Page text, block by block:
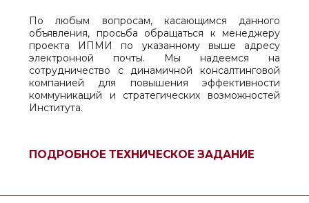
По любым вопросам, касающимся данного
объявления, просьба обращаться к менеджеру
проекта ИПМИ по указанному выше адресу
электронной почты. Мы надеемся на
сотрудничество с динамичной консалтинговой
компанией для повышения эффективности
коммуникаций и стратегических возможностей
Института.
ПОДРОБНОЕ ТЕХНИЧЕСКОЕ ЗАДАНИЕ